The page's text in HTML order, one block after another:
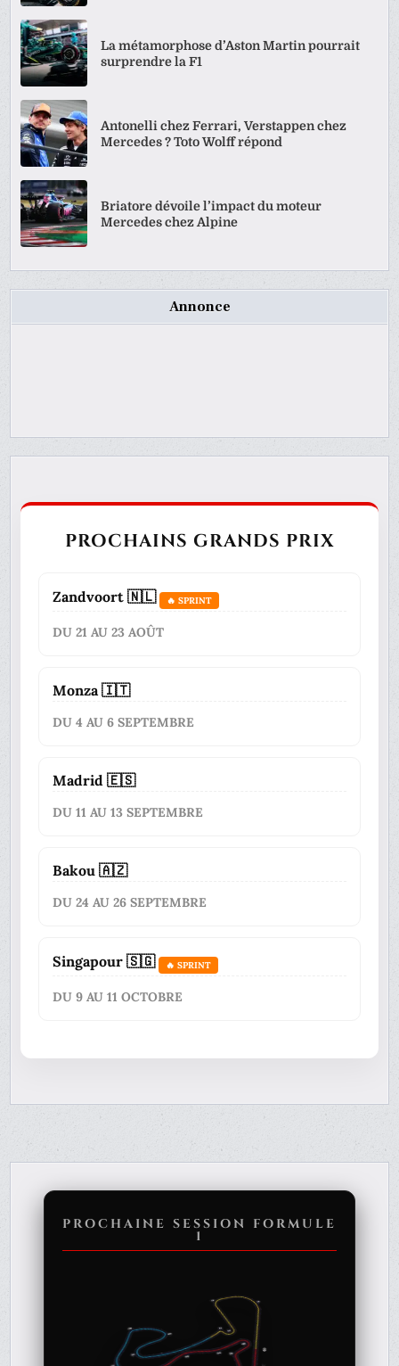
La métamorphose d’Aston Martin pourrait
surprendre la F1
Antonelli chez Ferrari, Verstappen chez
Mercedes ? Toto Wolff répond
Briatore dévoile l’impact du moteur
Mercedes chez Alpine
Annonce
PROCHAINS GRANDS PRIX
Zandvoort 🇳🇱 🔥 SPRINT
DU 21 AU 23 AOÛT
Monza 🇮🇹
DU 4 AU 6 SEPTEMBRE
Madrid 🇪🇸
DU 11 AU 13 SEPTEMBRE
Bakou 🇦🇿
DU 24 AU 26 SEPTEMBRE
Singapour 🇸🇬 🔥 SPRINT
DU 9 AU 11 OCTOBRE
PROCHAINE SESSION FORMULE
1